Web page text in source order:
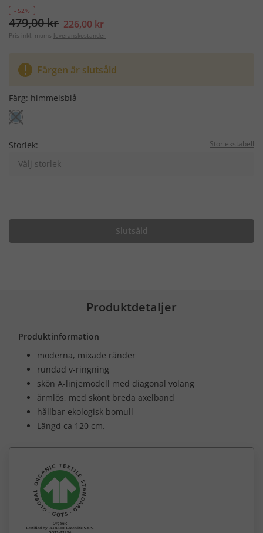
- 52%
479,00 kr 226,00 kr
Pris inkl. moms leveranskostander
Färgen är slutsåld
Färg: himmelsblå
Storlek: Storlekstabell
Välj storlek
Slutsåld
Produktdetaljer
Produktinformation
moderna, mixade ränder
rundad v-ringning
skön A-linjemodell med diagonal volang
ärmlös, med skönt breda axelband
hållbar ekologisk bomull
Längd ca 120 cm.